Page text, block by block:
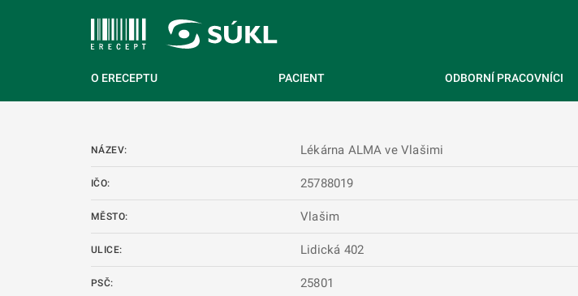
O ERECEPTU PACIENT ODBORNÍ PRACOVNÍCI
NÁZEV: Lékárna ALMA ve Vlašimi
IČO: 25788019
MĚSTO: Vlašim
ULICE: Lidická 402
PSČ: 25801